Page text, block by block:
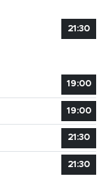
21:30
19:00
19:00
21:30
21:30